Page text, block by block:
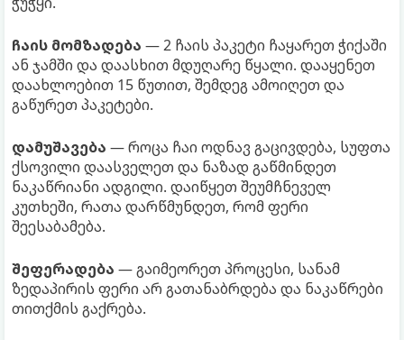
ჩაის მომზადება — 2 ჩაის პაკეტი ჩაყარეთ ჭიქაში
ან ჯამში და დაასხით მდუღარე წყალი. დააყენეთ
დაახლოებით 15 წუთით, შემდეგ ამოიღეთ და
გაწურეთ პაკეტები.
დამუშავება — როცა ჩაი ოდნავ გაცივდება, სუფთა
ქსოვილი დაასველეთ და ნაზად გაწმინდეთ
ნაკაწრიანი ადგილი. დაიწყეთ შეუმჩნეველ
კუთხეში, რათა დარწმუნდეთ, რომ ფერი
შეესაბამება.
შეფერადება — გაიმეორეთ პროცესი, სანამ
ზედაპირის ფერი არ გათანაბრდება და ნაკაწრები
თითქმის გაქრება.